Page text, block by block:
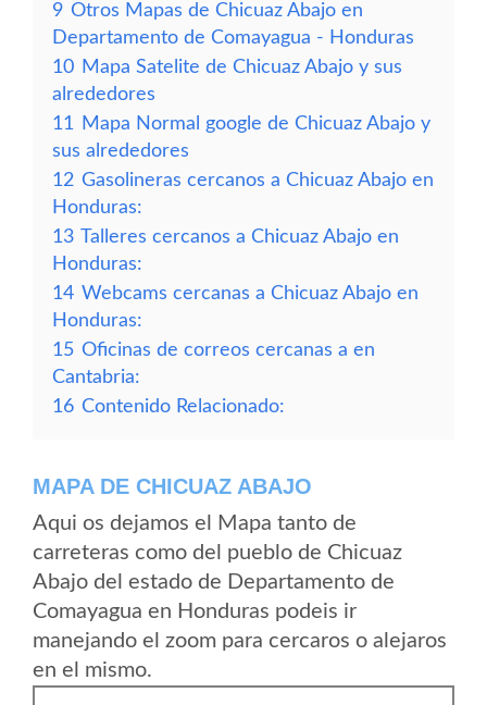
9 Otros Mapas de Chicuaz Abajo en
Departamento de Comayagua - Honduras
10 Mapa Satelite de Chicuaz Abajo y sus
alrededores
11
Mapa Normal google de Chicuaz Abajo y
sus alrededores
12 Gasolineras cercanos a Chicuaz Abajo en
Honduras:
13 Talleres cercanos a Chicuaz Abajo en
Honduras:
14 Webcams cercanas a Chicuaz Abajo en
Honduras:
15 Oficinas de correos cercanas a en
Cantabria:
16 Contenido Relacionado:
MAPA DE CHICUAZ ABAJO
Aqui os dejamos el Mapa tanto de
carreteras como del pueblo de Chicuaz
Abajo del estado de Departamento de
Comayagua en Honduras podeis ir
manejando el zoom para cercaros o alejaros
en el mismo.